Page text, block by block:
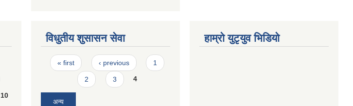
10
विधुतीय शुसासन सेवा
Pages
« first ‹ previous 1
2 3 4
अन्य
हाम्राे युटृयुव भिडियाे